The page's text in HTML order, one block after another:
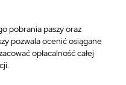
pobrania paszy oraz
pozwala ocenić osiągane
opłacalność całej